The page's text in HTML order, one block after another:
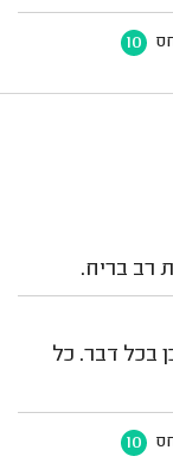
10
רב בריח.
בכל דבר. כל
10